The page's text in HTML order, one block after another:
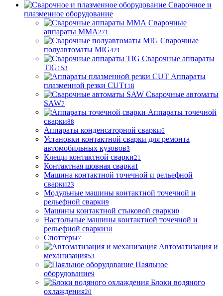
Сварочное и
плазменное оборудование
Сварочные
аппараты MMA271
Сварочные
полуавтоматы MIG421
Сварочные аппараты
TIG153
Аппараты
плазменной резки CUT118
Сварочные автоматы
SAW7
Аппараты точечной
сварки88
Аппараты конденсаторной сварки6
Установки контактной сварки для ремонта
автомобильных кузовов3
Клещи контактной сварки21
Контактная шовная сварка1
Машина контактной точечной и рельефной
сварки23
Модульные машины контактной точечной и
рельефной сварки9
Машины контактной стыковой сварки0
Настольные машины контактной точечной и
рельефной сварки18
Споттеры7
Автоматизация и
механизация53
Паяльное
оборудование9
Блоки водяного
охлаждения20